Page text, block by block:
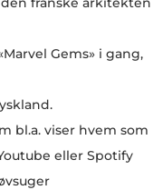
Gems» i gang,
bl.a. viser hvem som
eller Spotify